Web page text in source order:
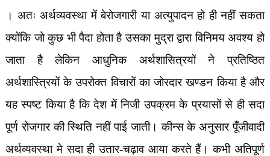
। अतः अर्थव्यवस्था में बेरोजगारी या अत्युपादन हो ही नहीं सकता
क्योंकि जो कुछ भी पैदा होता है उसका मुद्रा द्वारा विनिमय अवश्य हो
जाता है लेकिन आधुनिक अर्थशासित्रयों ने प्रतिष्ठित
अर्थशास्त्रियों के उपरोक्त विचारों का जोरदार खण्डन किया है और
यह स्पष्ट किया है कि देश में निजी उपक्रम के प्रयासों से ही सदा
पूर्ण रोजगार की स्थिति नहीं पाई जाती। कीन्स के अनुसार पूँजीवादी
अर्थव्यवस्था मे सदा ही उतार-चढ़ाव आया करते हैं। कभी अतिपूर्ण